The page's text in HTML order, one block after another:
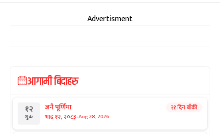
Advertisment
आगामी बिदाहरु
१२
शुक्र
जनै पूर्णिमा
भाद्र १२, २०८३-Aug 28, 2026
२१ दिन बाँकी